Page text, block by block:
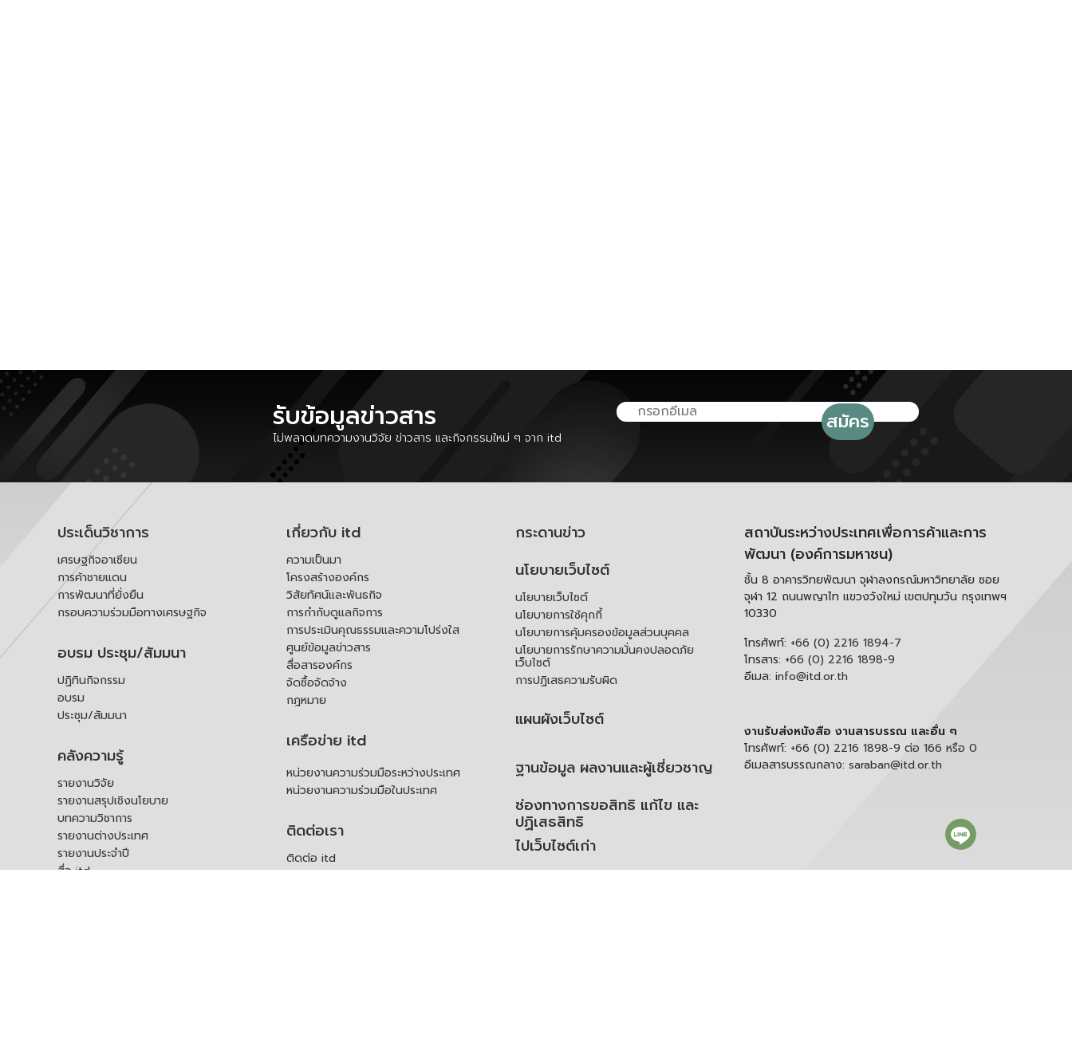
รับข้อมูลข่าวสาร
ไม่พลาดบทความงานวิจัย ข่าวสาร และกิจกรรมใหม่ ๆ จาก itd
ประเด็นวิชาการ
เศรษฐกิจอาเซียน
การค้าชายแดน
การพัฒนาที่ยั่งยืน
กรอบความร่วมมือทางเศรษฐกิจ
อบรม ประชุม/สัมมนา
ปฏิทินกิจกรรม
อบรม
ประชุม/สัมมนา
คลังความรู้
รายงานวิจัย
รายงานสรุปเชิงนโยบาย
บทความวิชาการ
รายงานต่างประเทศ
รายงานประจำปี
สื่อ itd
เกี่ยวกับ itd
ความเป็นมา
โครงสร้างองค์กร
วิสัยทัศน์และพันธกิจ
การกำกับดูแลกิจการ
การประเมินคุณธรรมและความโปร่งใส
ศูนย์ข้อมูลข่าวสาร
สื่อสารองค์กร
จัดซื้อจัดจ้าง
กฎหมาย
เครือข่าย itd
หน่วยงานความร่วมมือระหว่างประเทศ
หน่วยงานความร่วมมือในประเทศ
ติดต่อเรา
ติดต่อ itd
กระดานข่าว
นโยบายเว็บไซต์
นโยบายเว็บไซต์
นโยบายการใช้คุกกี้
นโยบายการคุ้มครองข้อมูลส่วนบุคคล
นโยบายการรักษาความมั่นคงปลอดภัย
เว็บไซต์
การปฏิเสธความรับผิด
แผนผังเว็บไซต์
ฐานข้อมูล ผลงานและผู้เชี่ยวชาญ
ช่องทางการขอสิทธิ แก้ไข และ
ปฏิเสธสิทธิ
ไปเว็บไซต์เก่า
สถาบันระหว่างประเทศเพื่อการค้าและการ
พัฒนา (องค์การมหาชน)
ชั้น 8 อาคารวิทยพัฒนา จุฬาลงกรณ์มหาวิทยาลัย ซอย
จุฬา 12 ถนนพญาไท แขวงวังใหม่ เขตปทุมวัน กรุงเทพฯ
10330
โทรศัพท์: +66 (0) 2216 1894-7
โทรสาร: +66 (0) 2216 1898-9
อีเมล: info@itd.or.th
งานรับส่งหนังสือ งานสารบรรณ และอื่น ๆ
โทรศัพท์: +66 (0) 2216 1898-9 ต่อ 166 หรือ 0
อีเมลสารบรรณกลาง: saraban@itd.or.th